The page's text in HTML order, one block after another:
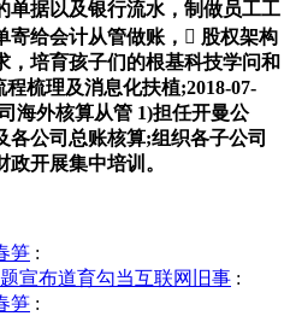
单据以及银行流水，制做员工工
寄给会计从管做账， 股权架构
，培育孩子们的根基科技学问和
梳理及消息化扶植;2018-07-
海外核算从管 1)担任开曼公
公司总账核算;组织各子公司
开展集中培训。
笋 :
宣布道育勾当互联网旧事 :
笋 :